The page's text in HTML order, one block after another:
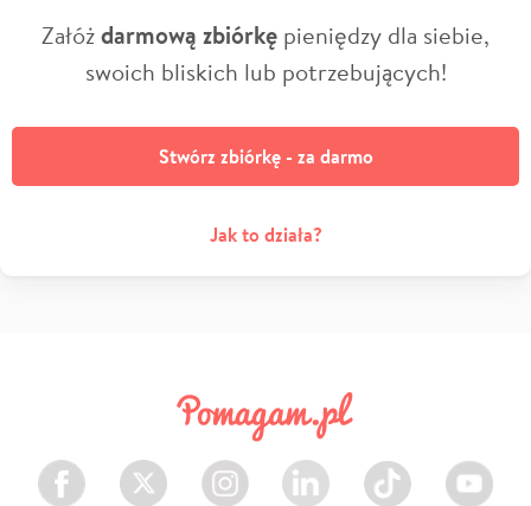
Załóżdarmową zbiórkę pieniędzy dla siebie,
swoich bliskich lub potrzebujących!
Stwórz zbiórkę - za darmo
Jak to działa?
Facebook Twitter Instagram LinkedIn TikTok Youtube